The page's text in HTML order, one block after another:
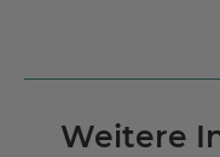
Weitere